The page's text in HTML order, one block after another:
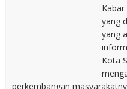
yang
yang
Kota
perkembangan